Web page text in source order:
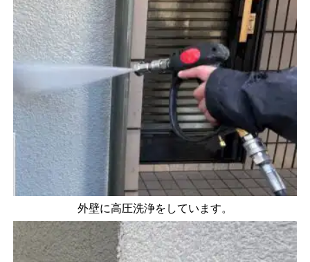
外壁に高圧洗浄をしています。